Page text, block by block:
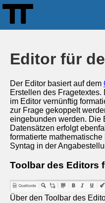
Editor für
Der Editor basiert auf dem
Erstellen des
im Editor vernünftig
zur Frage gekoppelt
eingebunden werden. Die
Datensätzen erfolgt
formatierte
Syntag in der
Toolbar des Editors
Über den Toolbar des